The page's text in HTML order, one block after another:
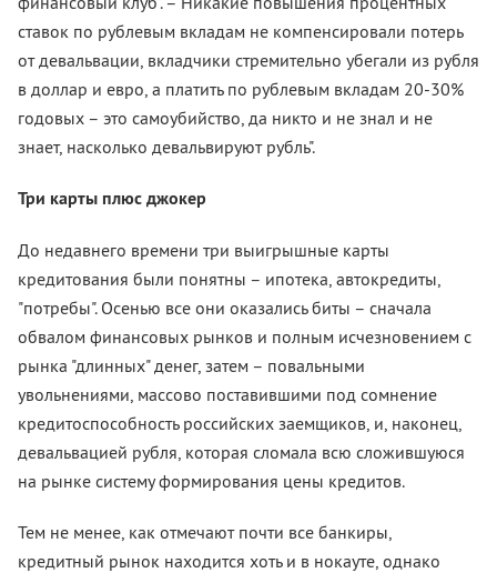
ставок по рублевым вкладам не компенсировали потерь
от девальвации, вкладчики стремительно убегали из рубля
в доллар и евро, а платить по рублевым вкладам 20-30%
годовых – это самоубийство, да никто и не знал и не
знает, насколько девальвируют рубль".
Три карты плюс джокер
До недавнего времени три выигрышные карты
кредитования были понятны – ипотека, автокредиты,
"потребы". Осенью все они оказались биты – сначала
обвалом финансовых рынков и полным исчезновением с
рынка "длинных" денег, затем – повальными
увольнениями, массово поставившими под сомнение
кредитоспособность российских заемщиков, и, наконец,
девальвацией рубля, которая сломала всю сложившуюся
на рынке систему формирования цены кредитов.
Тем не менее, как отмечают почти все банкиры,
кредитный рынок находится хоть и в нокауте, однако